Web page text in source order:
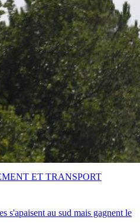
s'apaisent au sud mais gagnent le
ET TRANSPORT